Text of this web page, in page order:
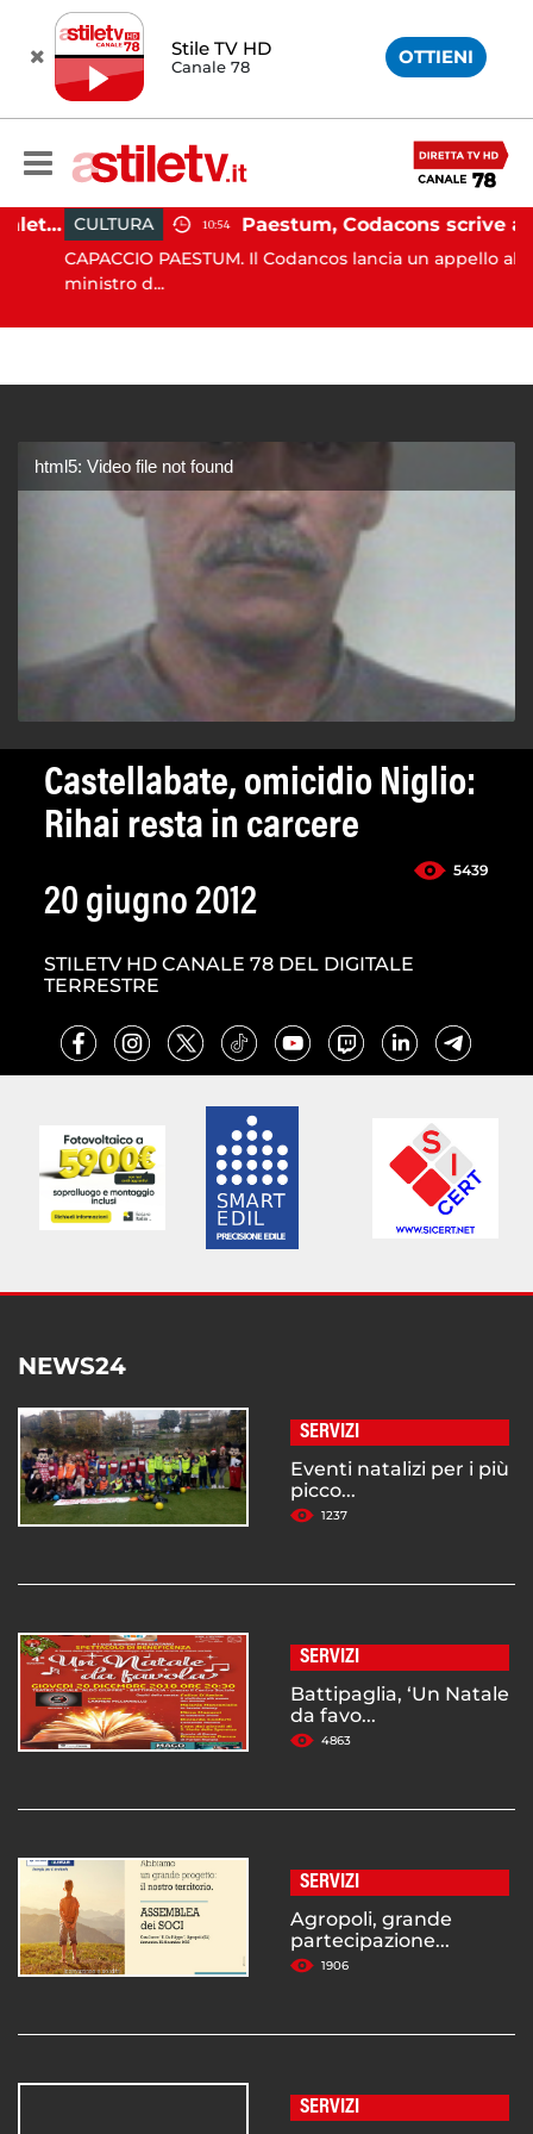
Stile TV HD
Canale 78 OTTIENI
Martina Carbonaro, braccialetto elettronico per i genitori della 14enne uccisa dall'ex CULTURA 10:54 Paestum, Codacons scrive al ministro Giuli: "Rilanciare scavi dell'Anfiteatro nell'area archeologica"
CAPACCIO PAESTUM. Il Codancos lancia un appello al
ministro d...
html5: Video file not found
Castellabate, omicidio Niglio:
Rihai resta in carcere
5439
20 giugno 2012
STILETV HD CANALE 78 DEL DIGITALE
TERRESTRE
NEWS24
SERVIZI
Eventi natalizi per i più
picco...
1237
SERVIZI
Battipaglia, ‘Un Natale
da favo...
4863
SERVIZI
Agropoli, grande
partecipazione...
1906
SERVIZI